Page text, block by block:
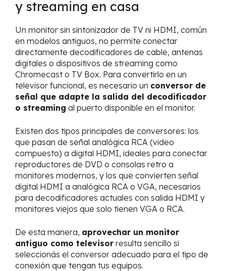
y streaming en casa
Un monitor sin sintonizador de TV ni HDMI, común
en modelos antiguos, no permite conectar
directamente decodificadores de cable, antenas
digitales o dispositivos de streaming como
Chromecast o TV Box. Para convertirlo en un
televisor funcional, es necesario un conversor de
señal que adapte la salida del decodificador
o streaming al puerto disponible en el monitor.
Existen dos tipos principales de conversores: los
que pasan de señal analógica RCA (video
compuesto) a digital HDMI, ideales para conectar
reproductores de DVD o consolas retro a
monitores modernos, y los que convierten señal
digital HDMI a analógica RCA o VGA, necesarios
para decodificadores actuales con salida HDMI y
monitores viejos que solo tienen VGA o RCA.
De esta manera, aprovechar un monitor
antiguo como televisor resulta sencillo si
seleccionás el conversor adecuado para el tipo de
conexión que tengan tus equipos.